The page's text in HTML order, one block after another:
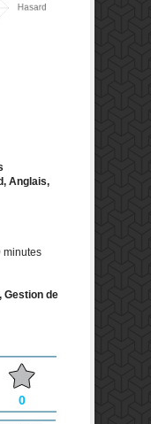
Anglais,
minutes
Gestion de
0